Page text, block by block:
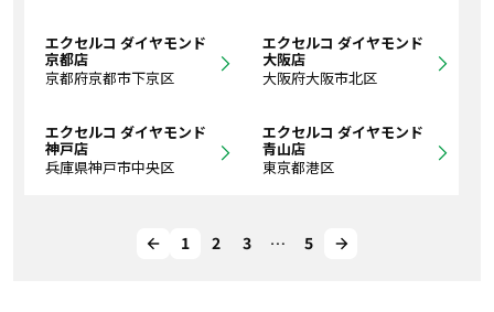
エクセルコ ダイヤモンド
京都店
京都府京都市下京区
エクセルコ ダイヤモンド
大阪店
大阪府大阪市北区
エクセルコ ダイヤモンド
神戸店
兵庫県神戸市中央区
エクセルコ ダイヤモンド
青山店
東京都港区
1 2 3 … 5